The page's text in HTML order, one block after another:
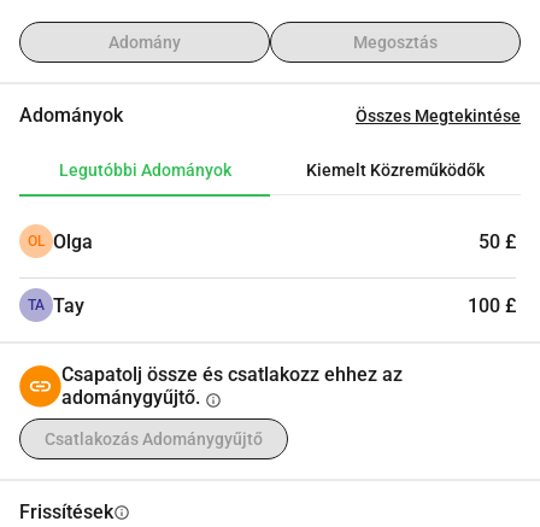
Bármilyen támogatás közvetlenül hozzájárul ezen 90
gyermek jólétének és jövőjének javításához.
Adomány Megosztás
Adományok Összes Megtekintése
Legutóbbi Adományok Kiemelt Közreműködők
OL Olga 50 £
TA Tay 100 £
Csapatolj össze és csatlakozz ehhez az
adománygyűjtő. info
Csatlakozás Adománygyűjtő
Frissítésekinfo